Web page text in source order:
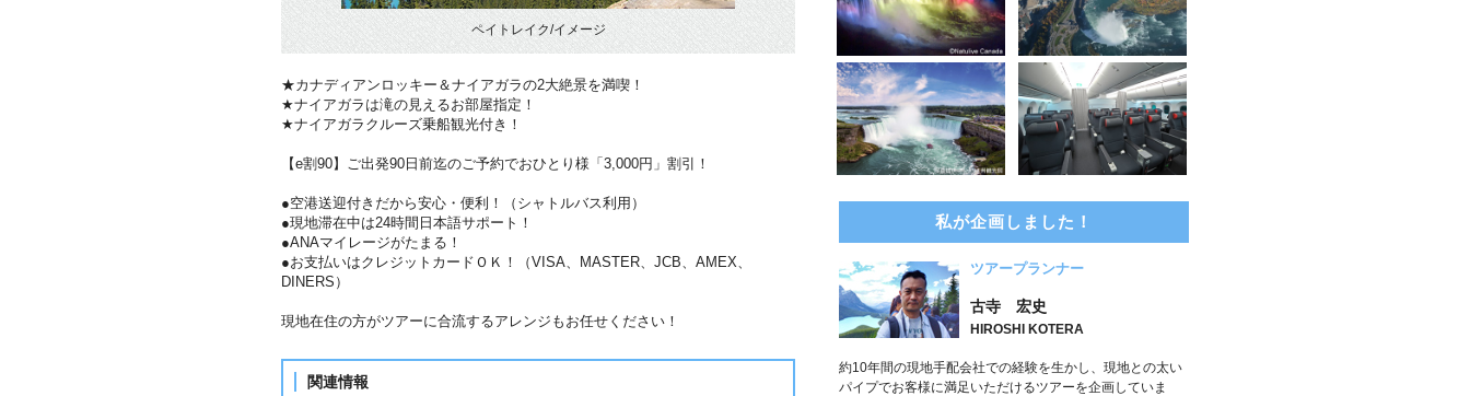
ペイトレイク/イメージ
★カナディアンロッキー＆ナイアガラの2大絶景を満喫！
★ナイアガラは滝の見えるお部屋指定！
★ナイアガラクルーズ乗船観光付き！
【e割90】ご出発90日前迄のご予約でおひとり様「3,000円」割引！
●空港送迎付きだから安心・便利！（シャトルバス利用）
●現地滞在中は24時間日本語サポート！
●ANAマイレージがたまる！
●お支払いはクレジットカードＯＫ！（VISA、MASTER、JCB、AMEX、
DINERS）
現地在住の方がツアーに合流するアレンジもお任せください！
関連情報
私が企画しました！
ツアープランナー
古寺 宏史
HIROSHI KOTERA
約10年間の現地手配会社での経験を生かし、現地との太い
パイプでお客様に満足いただけるツアーを企画していま